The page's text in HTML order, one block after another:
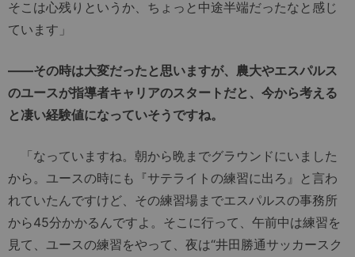
そこは心残りというか、ちょっと中途半端だったなと感じ
ています」
――その時は大変だったと思いますが、農大やエスパルス
のユースが指導者キャリアのスタートだと、今から考える
と凄い経験値になっていそうですね。
「なっていますね。朝から晩までグラウンドにいました
から。ユースの時にも『サテライトの練習に出ろ』と言わ
れていたんですけど、その練習場までエスパルスの事務所
から45分かかるんですよ。そこに行って、午前中は練習を
見て、ユースの練習をやって、夜は“井田勝通サッカースク